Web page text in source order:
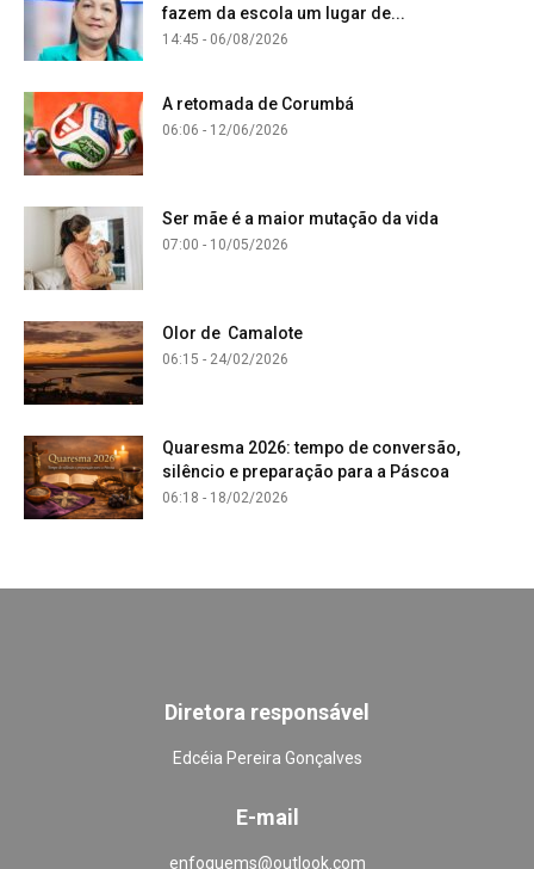
fazem da escola um lugar de...
14:45 - 06/08/2026
A retomada de Corumbá
06:06 - 12/06/2026
Ser mãe é a maior mutação da vida
07:00 - 10/05/2026
Olor de Camalote
06:15 - 24/02/2026
Quaresma 2026: tempo de conversão,
silêncio e preparação para a Páscoa
06:18 - 18/02/2026
Diretora responsável
Edcéia Pereira Gonçalves
E-mail
enfoquems@outlook.com